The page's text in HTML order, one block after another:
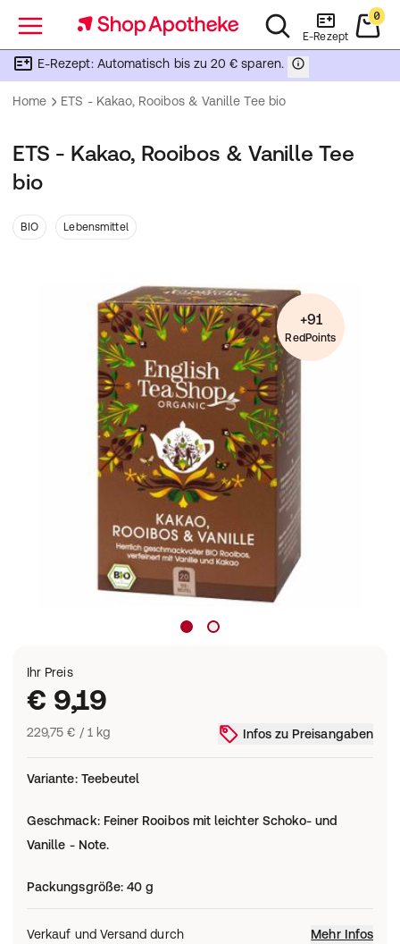
Menü E-Rezept
0
E-Rezept: Automatisch bis zu 20 € sparen.
Home ETS - Kakao, Rooibos & Vanille Tee bio
ETS - Kakao, Rooibos & Vanille Tee
bio
BIO Lebensmittel
+91
RedPoints
Ihr Preis
€ 9,19
229,75 € / 1 kg Infos zu Preisangaben
Variante: Teebeutel
Geschmack: Feiner Rooibos mit leichter Schoko- und
Vanille - Note.
Packungsgröße:40 g
Verkauf und Versand durch Mehr Infos